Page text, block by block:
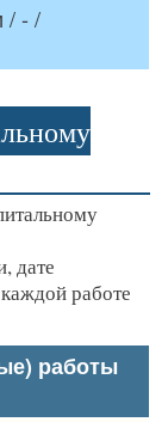
/ - /
дате
работе
работы